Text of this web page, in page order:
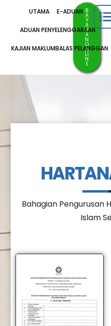
UTAMA E-ADUAN
ADUAN PENYELENGGARAAN
KAJIAN MAKLUMBALAS PELANGGAN
B
A
Y
A
R
A
N
O
N
LI
N
E
Bahagian Pengurusan
Islam